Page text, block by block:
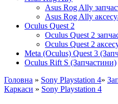
Asus Rog Ally
Asus Rog Ally
Oculus Quest 2
Oculus Quest 2
Oculus Quest 2
Meta (Oculus) Quest 3
Oculus Rift S (Запчастини)
Головна » Sony Playstation 4»
Каркаси » Sony Playstation 4